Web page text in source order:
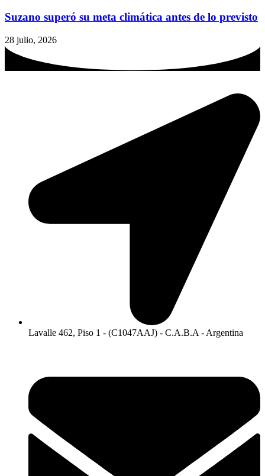
Suzano superó su meta climática antes de lo previsto
28 julio, 2026
Lavalle 462, Piso 1 - (C1047AAJ) - C.A.B.A - Argentina